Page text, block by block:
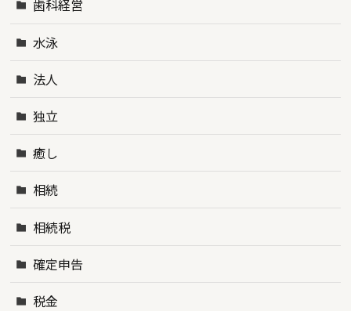
歯科経営
水泳
法人
独立
癒し
相続
相続税
確定申告
税金